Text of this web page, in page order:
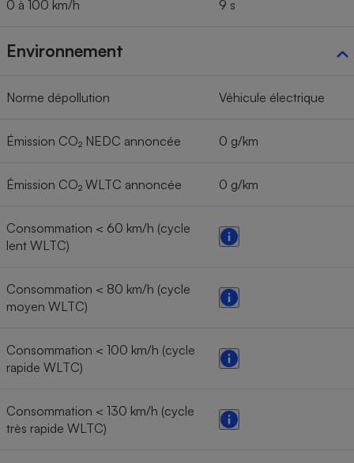
0 à 100 km/h 9 s
Environnement
Norme dépollution Véhicule électrique
Émission CO₂ NEDC annoncée 0 g/km
Émission CO₂ WLTC annoncée 0 g/km
Consommation < 60 km/h (cycle
lent WLTC)
Consommation < 80 km/h (cycle
moyen WLTC)
Consommation < 100 km/h (cycle
rapide WLTC)
Consommation < 130 km/h (cycle
très rapide WLTC)